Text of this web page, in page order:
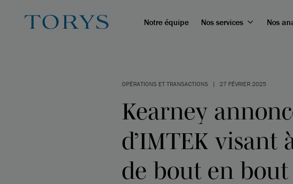
Notre équipe Nos services Nos
OPÉRATIONS ET TRANSACTIONS | 27 FÉVRIER 2025
Kearney
d’IMTEK
de bout en bout